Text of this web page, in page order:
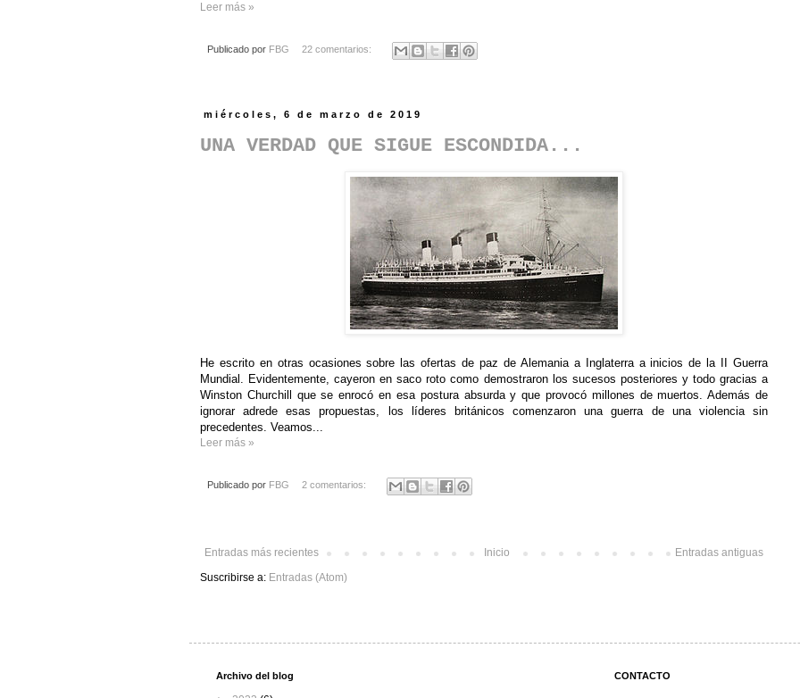
Leer más »
Publicado por FBG 22 comentarios:
miércoles, 6 de marzo de 2019
UNA VERDAD QUE SIGUE ESCONDIDA...
He escrito en otras ocasiones sobre las ofertas de paz de Alemania a Inglaterra a inicios de la II Guerra
Mundial. Evidentemente, cayeron en saco roto como demostraron los sucesos posteriores y todo gracias a
Winston Churchill que se enrocó en esa postura absurda y que provocó millones de muertos. Además de
ignorar adrede esas propuestas, los líderes británicos comenzaron una guerra de una violencia sin
precedentes. Veamos...
Leer más »
Publicado por FBG 2 comentarios:
Entradas más recientes Entradas antiguas
Inicio
Suscribirse a: Entradas (Atom)
Archivo del blog CONTACTO